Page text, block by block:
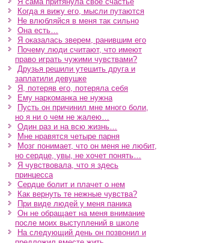
Когда я вижу его, мысли путаются
Не влюбляйся в меня так сильно
Она есть…
Я оказалась зверем, ранившим его
Почему люди считают, что имеют
право играть чужими чувствами?
Друзья решили утешить друга и
заплатили девушке
Я, потеряв его, потеряла себя
Ему наркоманка не нужна
Пусть он причинил мне много боли,
но я ни о чем не жалею…
Один раз и на всю жизнь…
Мне нравятся четыре парня
Мозг понимает, что он меня не любит,
но сердце, увы, не хочет понять…
Я чувствовала, что я здесь
принцесса
Сердце болит и плачет о нем
Как вернуть те нежные чувства?
При виде людей у меня паника
Он не обращает на меня внимание
после моих выступлений в школе
На следующий день он позвонил и